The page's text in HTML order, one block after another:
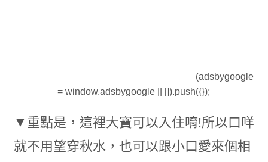
(adsbygoogle
= window.adsbygoogle || []).push({});
▼重點是，這裡大寶可以入住唷!所以口咩
就不用望穿秋水，也可以跟小口愛來個相